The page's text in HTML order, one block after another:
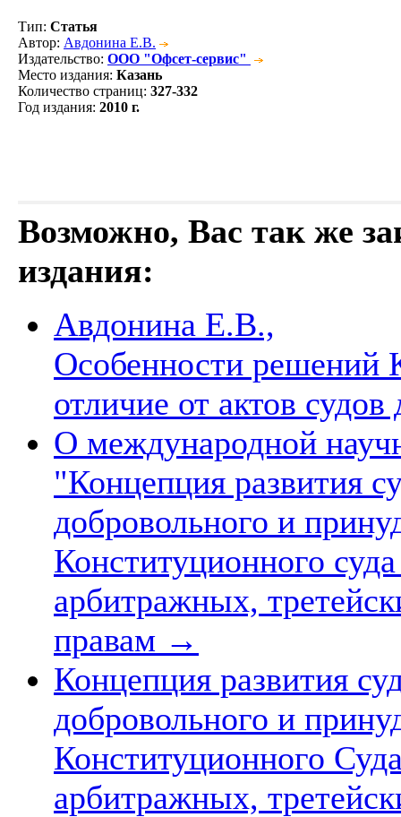
Тип: Статья
Автор: Авдонина Е.В.
Издательство: ООО "Офсет-сервис"
Место издания: Казань
Количество страниц: 327-332
Год издания: 2010 г.
Возможно, Вас так же
издания:
Авдонина Е.В.,
Особенности решений
отличие от актов
О международной
"Концепция развития
добровольного и
Конституционного
арбитражных,
правам →
Концепция развития
добровольного и
Конституционного
арбитражных,